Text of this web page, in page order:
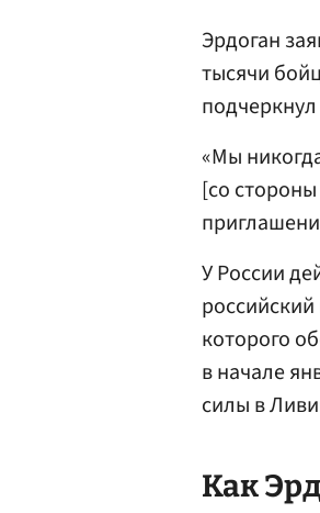
Эрдоган
тысячи
«Мы
[со
У России
которого
в начале
силы в
Как